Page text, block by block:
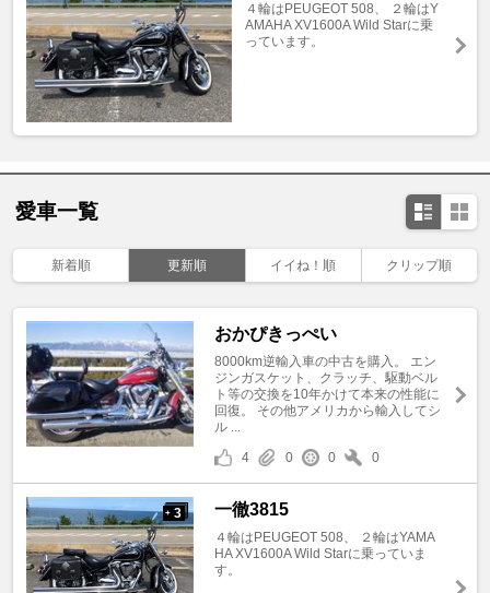
４輪はPEUGEOT 508、 ２輪はY
AMAHA XV1600A Wild Starに乗
っています。
愛車一覧
新着順 更新順 イイね！順 クリップ順
おかぴきっぺい
8000km逆輸入車の中古を購入。 エン
ジンガスケット、クラッチ、駆動ベル
ト等の交換を10年かけて本来の性能に
回復。 その他アメリカから輸入してシ
ル ...
4
0 0 0
+ 3 一徹3815
４輪はPEUGEOT 508、 ２輪はYAMA
HA XV1600A Wild Starに乗っていま
す。